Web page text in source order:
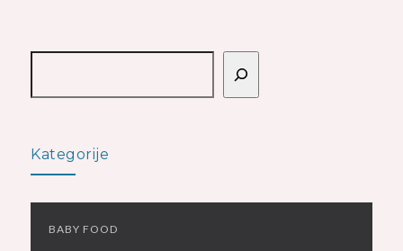
Pretraga
Kategorije
BABY FOOD